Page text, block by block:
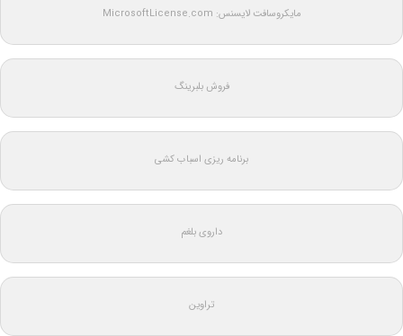
مایکروسافت لایسنس: MicrosoftLicense.com
فروش بلبرینگ
برنامه ریزی اسباب کشی
داروی بلغم
تراوین